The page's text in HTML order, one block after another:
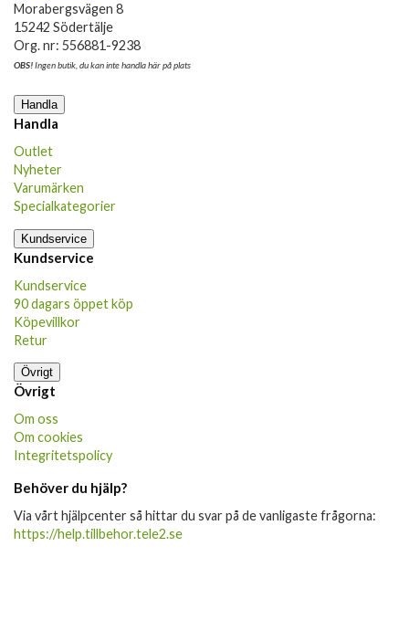
Morabergsvägen 8
15242 Södertälje
Org. nr: 556881-9238
OBS!Ingen butik, du kan inte handla här på plats
Handla
Handla
Outlet
Nyheter
Varumärken
Specialkategorier
Kundservice
Kundservice
Kundservice
90 dagars öppet köp
Köpevillkor
Retur
Övrigt
Övrigt
Om oss
Om cookies
Integritetspolicy
Behöver du hjälp?
Via vårt hjälpcenter så hittar du svar på de vanligaste frågorna:
https://help.tillbehor.tele2.se